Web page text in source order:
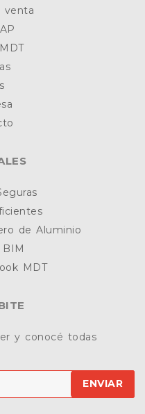
venta
de Aluminio
BIM
MDT
y conocé todas
ENVIAR